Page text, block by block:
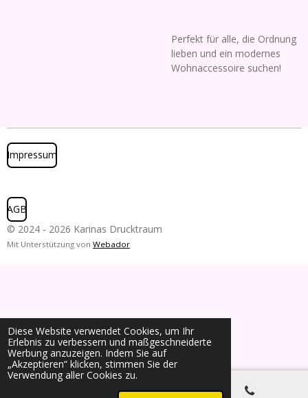
Diese Website verwendet Cookies, um Ihr
Erlebnis zu verbessern und maßgeschneiderte
Werbung anzuzeigen. Indem Sie auf
„Akzeptieren“ klicken, stimmen Sie der
Verwendung aller Cookies zu.
Perfekt für alle, die Ordnung
lieben und ein modernes
Wohnaccessoire suchen!
Impressum
AGB
© 2024 - 2026 Karinas Drucktraum
Mit Unterstützung von Webador